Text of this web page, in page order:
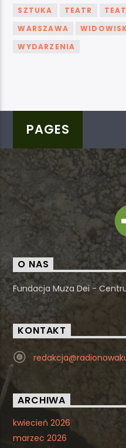
SZTUKA
TEATR
WARSZAWA
WYDARZENIA
PAGES
O NAS
Fundacja Muza Dei -
KONTAKT
ARCHIWA
kwiecień 2026
marzec 2026